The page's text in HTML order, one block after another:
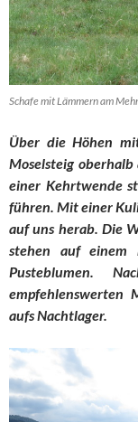
Schafe mit Lämmern am
Über die Höhen
Moselsteig
einer Kehrtwende
führen. Mit einer
auf uns herab. Die
stehen auf einem
Pusteblumen.
empfehlenswerten
aufs Nachtlager.